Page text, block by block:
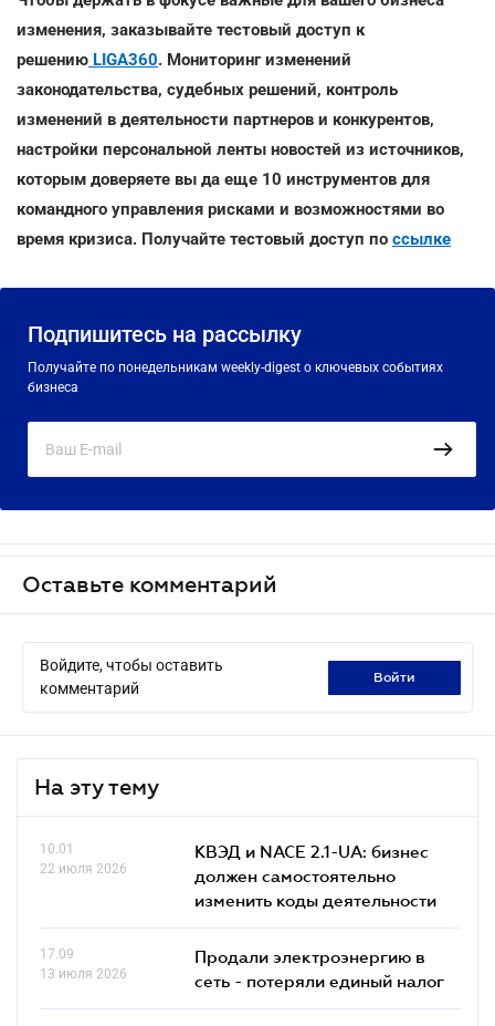
изменения, заказывайте тестовый доступ к
решению LIGA360. Мониторинг изменений
законодательства, судебных решений, контроль
изменений в деятельности партнеров и конкурентов,
настройки персональной ленты новостей из источников,
которым доверяете вы да еще 10 инструментов для
командного управления рисками и возможностями во
время кризиса. Получайте тестовый доступ по ссылке
Подпишитесь на рассылку
Получайте по понедельникам weekly-digest о ключевых событиях
бизнеса
Оставьте комментарий
Войдите, чтобы оставить
комментарий
войти
На эту тему
10.01
22 июля 2026
КВЭД и NACE 2.1-UA: бизнес
должен самостоятельно
изменить коды деятельности
17.09
13 июля 2026
Продали электроэнергию в
сеть - потеряли единый налог